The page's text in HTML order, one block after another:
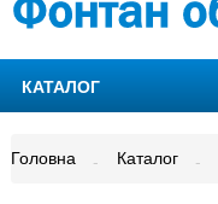
КАТАЛОГ
Головна Каталог